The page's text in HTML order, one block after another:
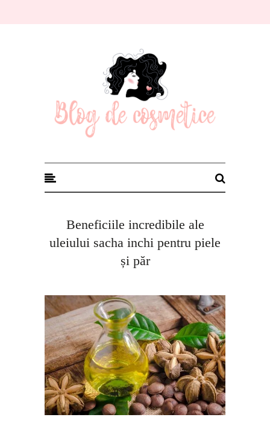
Beneficiile incredibile ale
uleiului sacha inchi pentru piele
și păr